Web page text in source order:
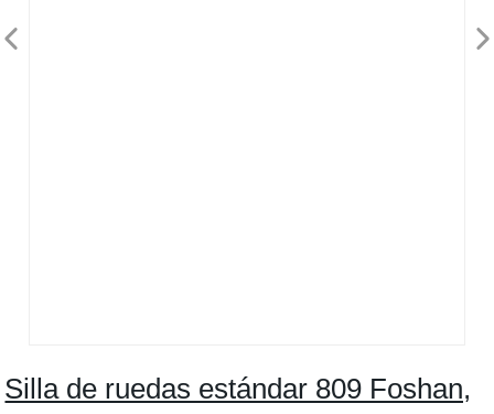
Silla de ruedas estándar 809 Foshan,